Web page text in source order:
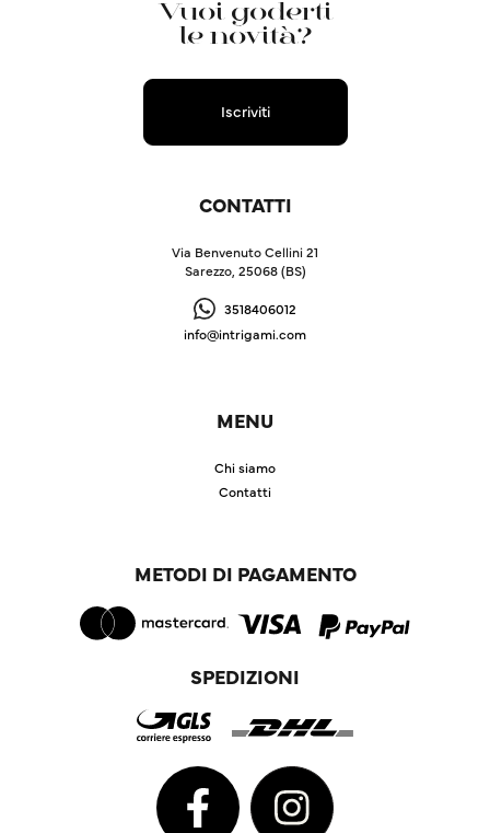
Vuoi goderti
le novità?
Iscriviti
CONTATTI
Via Benvenuto Cellini 21
Sarezzo, 25068 (BS)
3518406012
info@intrigami.com
MENU
Chi siamo
Contatti
METODI DI PAGAMENTO
SPEDIZIONI